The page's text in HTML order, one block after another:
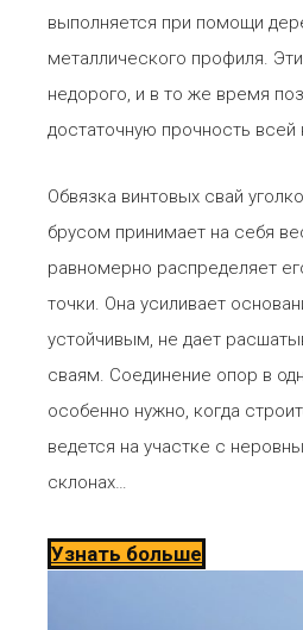
выполняется при помощи
металлического профиля.
недорого, и в то же время
достаточную прочность всей
Обвязка винтовых свай
брусом принимает на себя
равномерно распределяет
точки. Она усиливает
устойчивым, не дает
сваям. Соединение опор в
особенно нужно, когда
ведется на участке с
склонах…
Узнать больше